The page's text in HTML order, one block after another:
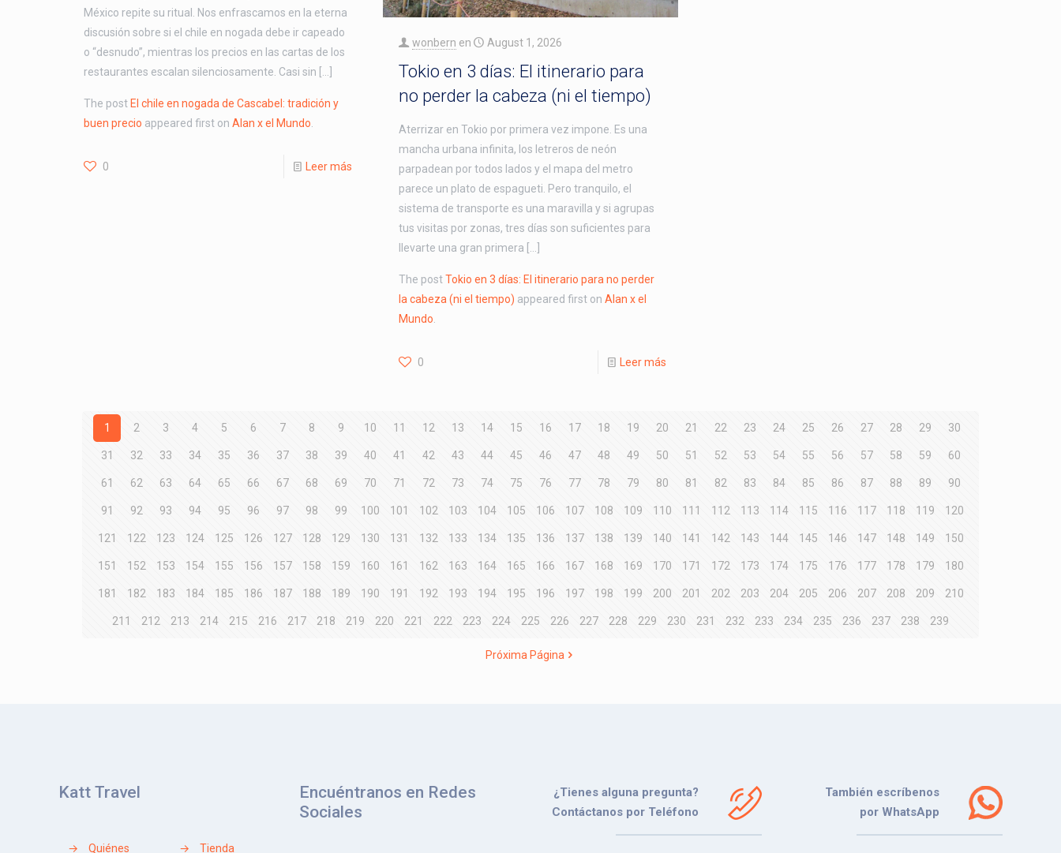
México repite su ritual. Nos enfrascamos en la eterna
discusión sobre si el chile en nogada debe ir capeado
o “desnudo”, mientras los precios en las cartas de los
restaurantes escalan silenciosamente. Casi sin […]
The post El chile en nogada de Cascabel: tradición y
buen precio appeared first on Alan x el Mundo
0 Leer más
wonbern en August 1, 2026
Tokio en 3 días: El itinerario para
no perder la cabeza (ni el tiempo)
Aterrizar en Tokio por primera vez impone. Es una
mancha urbana infinita, los letreros de neón
parpadean por todos lados y el mapa del metro
parece un plato de espagueti. Pero tranquilo, el
sistema de transporte es una maravilla y si agrupas
tus visitas por zonas, tres días son suficientes para
llevarte una gran primera […]
The postTokio en 3 días: El itinerario para no perder
la cabeza (ni el tiempo) appeared first on Alan x el
Mundo
0 Leer más
1 2 3 4 5 6 7 8 9 10 11 12 13 14 15 16 17 18 19 20 21 22 23 24 25 26 27 28 29 30
31 32 33 34 35 36 37 38 39 40 41 42 43 44 45 46 47 48 49 50 51 52 53 54 55 56 57 58 59 60
61 62 63 64 65 66 67 68 69 70 71 72 73 74 75 76 77 78 79 80 81 82 83 84 85 86 87 88 89 90
91 92 93 94 95 96 97 98 99 100 101 102 103 104 105 106 107 108 109 110 111 112 113 114 115 116 117 118 119 120
121 122 123 124 125 126 127 128 129 130 131 132 133 134 135 136 137 138 139 140 141 142 143 144 145 146 147 148 149 150
151 152 153 154 155 156 157 158 159 160 161 162 163 164 165 166 167 168 169 170 171 172 173 174 175 176 177 178 179 180
181 182 183 184 185 186 187 188 189 190 191 192 193 194 195 196 197 198 199 200 201 202 203 204 205 206 207 208 209 210
211 212 213 214 215 216 217 218 219 220 221 222 223 224 225 226 227 228 229 230 231 232 233 234 235 236 237 238 239
Próxima Página
Katt Travel
→ Quiénes → Tienda
Encuéntranos en Redes
Sociales
¿Tienes alguna pregunta?
Contáctanos por Teléfono
También escríbenos
por WhatsApp